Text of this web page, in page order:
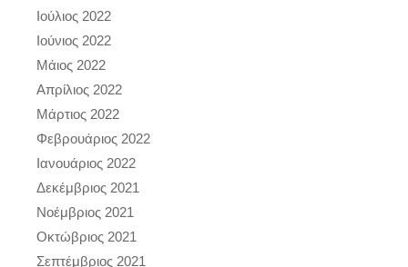
Ιούλιος 2022
Ιούνιος 2022
Μάιος 2022
Απρίλιος 2022
Μάρτιος 2022
Φεβρουάριος 2022
Ιανουάριος 2022
Δεκέμβριος 2021
Νοέμβριος 2021
Οκτώβριος 2021
Σεπτέμβριος 2021